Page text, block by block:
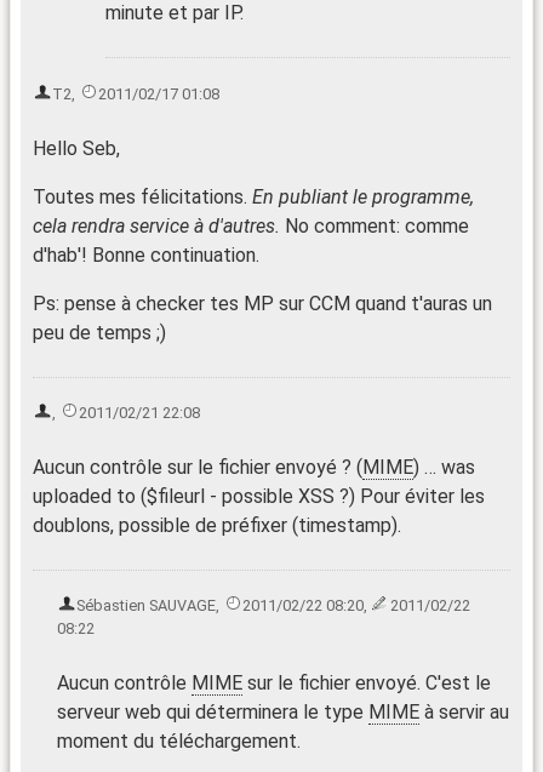
minute et par IP.
T2 2011/02/17 01:08
Hello Seb,
Toutes mes félicitations. En publiant le programme,
cela rendra service à d'autres. No comment: comme
d'hab'! Bonne continuation.
Ps: pense à checker tes MP sur CCM quand t'auras un
peu de temps ;)
2011/02/21 22:08
Aucun contrôle sur le fichier envoyé ? (MIME) … was
uploaded to ($fileurl - possible XSS ?) Pour éviter les
doublons, possible de préfixer (timestamp).
Sébastien SAUVAGE, 2011/02/22 08:20,
2011/02/22
08:22
Aucun contrôle MIME sur le fichier envoyé. C'est le
serveur web qui déterminera le type MIME à servir au
moment du téléchargement.